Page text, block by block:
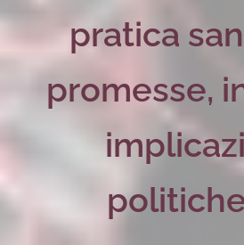
pratica
promesse,